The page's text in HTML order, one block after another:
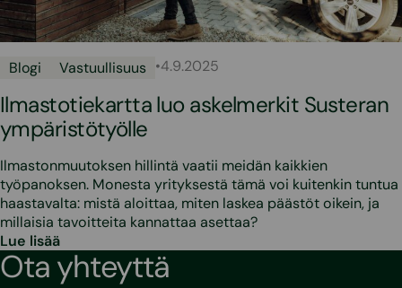
Blogi Vastuullisuus •4.9.2025
Ilmastotiekartta luo askelmerkit Susteran
ympäristötyölle
Ilmastonmuutoksen hillintä vaatii meidän kaikkien
työpanoksen. Monesta yrityksestä tämä voi kuitenkin tuntua
haastavalta: mistä aloittaa, miten laskea päästöt oikein, ja
millaisia tavoitteita kannattaa asettaa?
Lue lisää
Ota yhteyttä